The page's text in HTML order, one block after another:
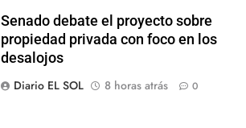
Senado debate el proyecto sobre
propiedad privada con foco en los
desalojos
Diario EL SOL
8 horas atrás 0